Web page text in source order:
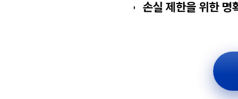
손실 제한을 위한 명